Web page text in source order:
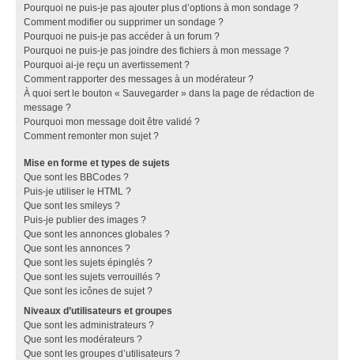
Pourquoi ne puis-je pas ajouter plus d’options à mon sondage ?
Comment modifier ou supprimer un sondage ?
Pourquoi ne puis-je pas accéder à un forum ?
Pourquoi ne puis-je pas joindre des fichiers à mon message ?
Pourquoi ai-je reçu un avertissement ?
Comment rapporter des messages à un modérateur ?
À quoi sert le bouton « Sauvegarder » dans la page de rédaction de
message ?
Pourquoi mon message doit être validé ?
Comment remonter mon sujet ?
Mise en forme et types de sujets
Que sont les BBCodes ?
Puis-je utiliser le HTML ?
Que sont les smileys ?
Puis-je publier des images ?
Que sont les annonces globales ?
Que sont les annonces ?
Que sont les sujets épinglés ?
Que sont les sujets verrouillés ?
Que sont les icônes de sujet ?
Niveaux d’utilisateurs et groupes
Que sont les administrateurs ?
Que sont les modérateurs ?
Que sont les groupes d’utilisateurs ?